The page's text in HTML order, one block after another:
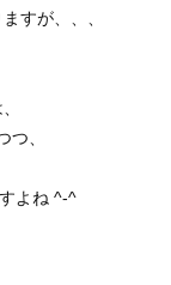
すが、、、
つ、
よね ^-^